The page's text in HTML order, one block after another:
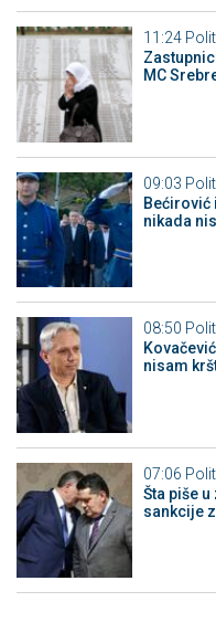
11:24
MC
09:03
Bećirović
nikada
08:50
nisam
07:06
Šta piše
sankcije